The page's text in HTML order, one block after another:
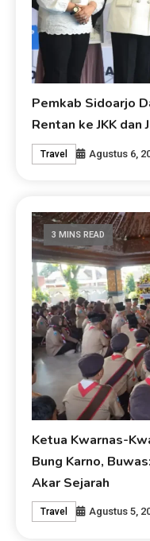
Pemkab Sidoarjo
Rentan ke JKK dan
Travel Agustus 6,
3 MINS READ
Ketua Kwarnas-
Bung Karno,
Akar Sejarah
Travel Agustus 5,